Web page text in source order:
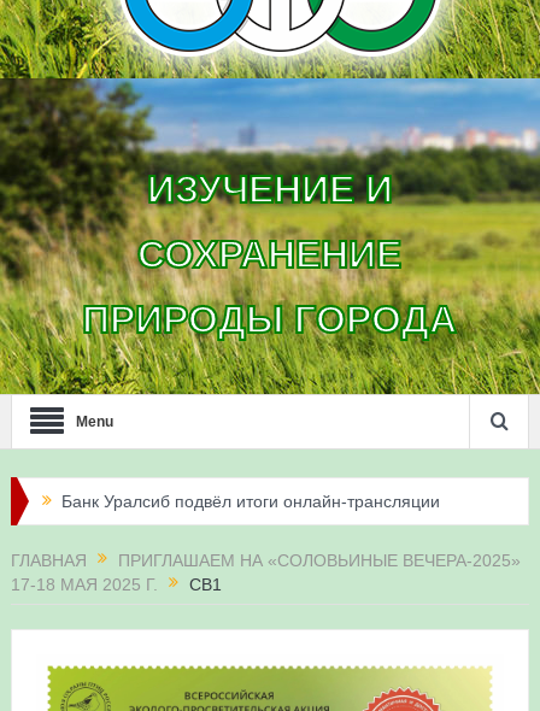
ИЗУЧЕНИЕ И
СОХРАНЕНИЕ
ПРИРОДЫ ГОРОДА
Menu
Банк Уралсиб подвёл итоги онлайн-трансляции
Итоги акции «Соловьиные вечера-2026» в
Три птенца сапсанов Уралсиба получили имена и
ГЛАВНАЯ
ПРИГЛАШАЕМ НА «СОЛОВЬИНЫЕ ВЕЧЕРА-2025»
17-18 МАЯ 2025 Г.
СВ1